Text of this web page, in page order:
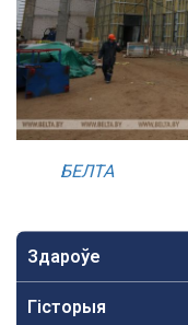
Здароўе
Гісторыя
БЕЛТА